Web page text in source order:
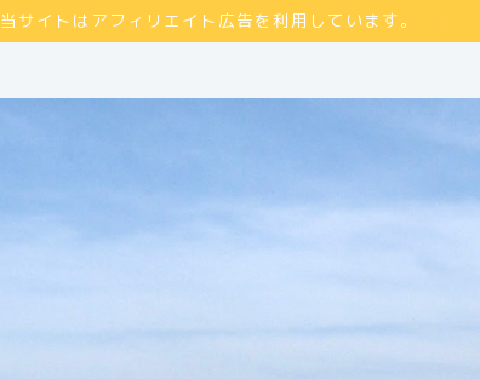
当サイトはアフィリエイト広告を利用しています。